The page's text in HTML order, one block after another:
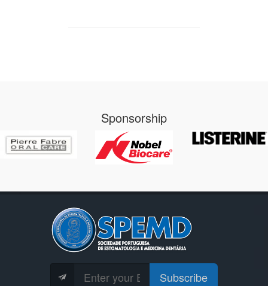
Sponsorship
Subscribe